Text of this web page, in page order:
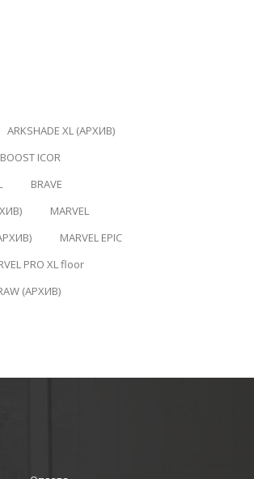
ARKSHADE XL (АРХИВ)
BOOST ICOR
BRAVE
MARVEL
MARVEL EPIC
PRO XL floor
(АРХИВ)